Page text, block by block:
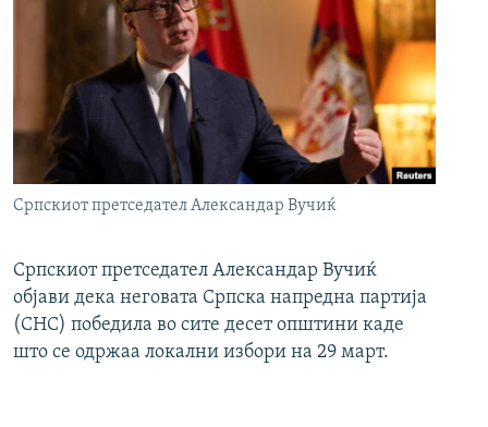
Српскиот претседател Александар Вучиќ
Српскиот претседател Александар Вучиќ
објави дека неговата Српска напредна партија
(СНС) победила во сите десет општини каде
што се одржаа локални избори на 29 март.